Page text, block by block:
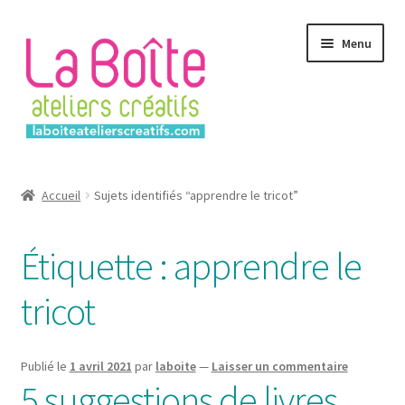
la
navigation
contenu
Menu
Login
Password Reset
Register
Accueil Sujets identifiés “apprendre le tricot”
Étiquette : apprendre le
tricot
Publié le 1 avril 2021 par laboite— Laisser un commentaire